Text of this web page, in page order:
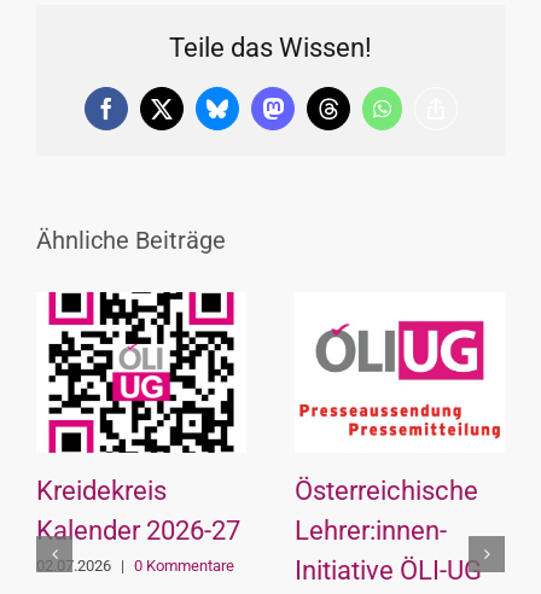
Teile das Wissen!
Facebook
X BlueskyMastodonThreadsWhatsApp
Ähnliche Beiträge
Kreidekreis
Kalender 2026-27
02.07.2026 | 0 Kommentare
Österreichische
Lehrer:innen-
Initiative ÖLI-UG